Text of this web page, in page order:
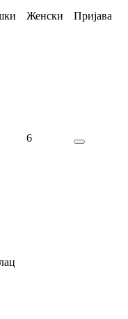
Женски Пријава
6